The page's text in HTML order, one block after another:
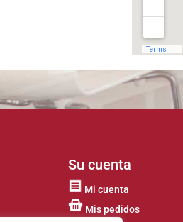
Su cuenta
Mi cuenta
Mis pedidos